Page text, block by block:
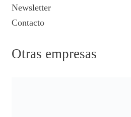
Newsletter
Contacto
Otras empresas